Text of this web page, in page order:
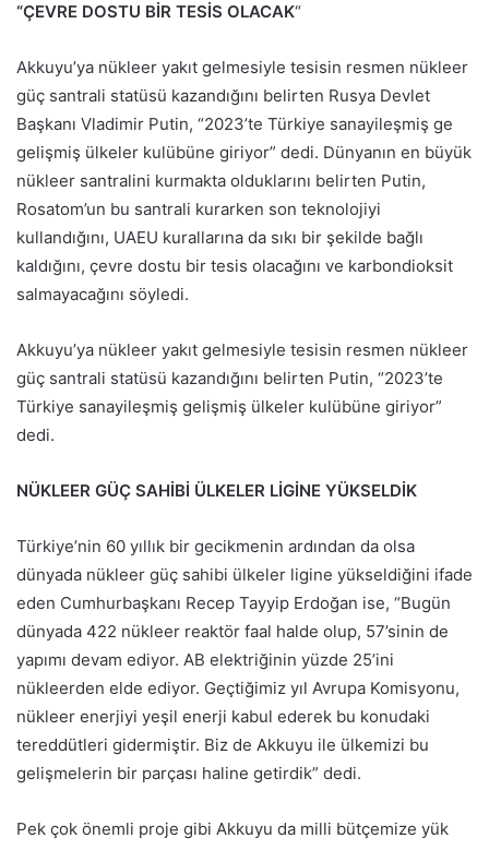
“ÇEVRE DOSTU BİR TESİS OLACAK“
Akkuyu’ya nükleer yakıt gelmesiyle tesisin resmen nükleer
güç santrali statüsü kazandığını belirten Rusya Devlet
Başkanı Vladimir Putin, “2023’te Türkiye sanayileşmiş ge
gelişmiş ülkeler kulübüne giriyor” dedi. Dünyanın en büyük
nükleer santralini kurmakta olduklarını belirten Putin,
Rosatom’un bu santrali kurarken son teknolojiyi
kullandığını, UAEU kurallarına da sıkı bir şekilde bağlı
kaldığını, çevre dostu bir tesis olacağını ve karbondioksit
salmayacağını söyledi.
Akkuyu’ya nükleer yakıt gelmesiyle tesisin resmen nükleer
güç santrali statüsü kazandığını belirten Putin, “2023’te
Türkiye sanayileşmiş gelişmiş ülkeler kulübüne giriyor”
dedi.
NÜKLEER GÜÇ SAHİBİ ÜLKELER LİGİNE YÜKSELDİK
Türkiye’nin 60 yıllık bir gecikmenin ardından da olsa
dünyada nükleer güç sahibi ülkeler ligine yükseldiğini ifade
eden Cumhurbaşkanı Recep Tayyip Erdoğan ise, “Bugün
dünyada 422 nükleer reaktör faal halde olup, 57’sinin de
yapımı devam ediyor. AB elektriğinin yüzde 25’ini
nükleerden elde ediyor. Geçtiğimiz yıl Avrupa Komisyonu,
nükleer enerjiyi yeşil enerji kabul ederek bu konudaki
tereddütleri gidermiştir. Biz de Akkuyu ile ülkemizi bu
gelişmelerin bir parçası haline getirdik” dedi.
Pek çok önemli proje gibi Akkuyu da milli bütçemize yük